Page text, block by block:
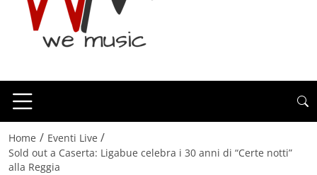
Home / Eventi Live /
Sold out a Caserta: Ligabue celebra i 30 anni di “Certe notti”
alla Reggia